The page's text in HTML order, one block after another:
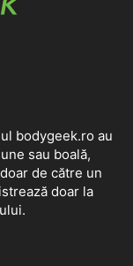
bodygeek.ro au
sau boală,
de către un
doar la